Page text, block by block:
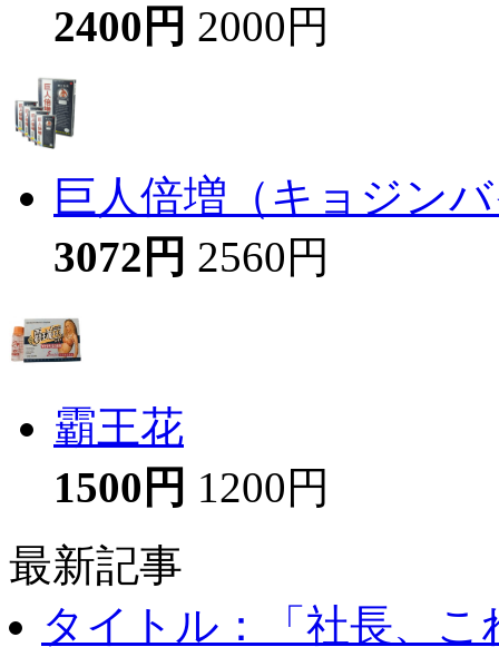
2400円 2000円
巨人倍増（キョジン
3072円 2560円
霸王花
1500円 1200円
最新記事
タイトル：「社長、こ